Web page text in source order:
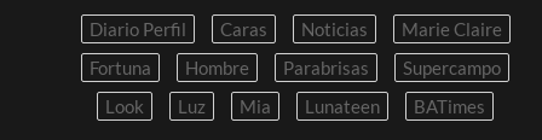
Diario Perfil Caras Noticias
Marie Claire
Fortuna
Hombre Parabrisas
Supercampo
Look
Luz Mia Lunateen BATimes